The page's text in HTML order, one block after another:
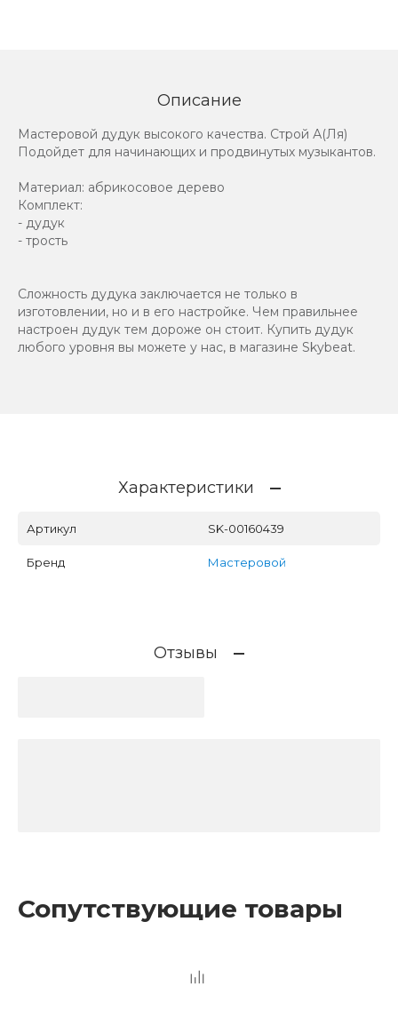
Описание
Мастеровой дудук высокого качества. Строй А(Ля)
Подойдет для начинающих и продвинутых музыкантов.
Материал: абрикосовое дерево
Комплект:
- дудук
- трость
Сложность дудука заключается не только в
изготовлении, но и в его настройке. Чем правильнее
настроен дудук тем дороже он стоит. Купить дудук
любого уровня вы можете у нас, в магазине Skybeat.
Характеристики
Артикул SK-00160439
Бренд Мастеровой
Отзывы
Сопутствующие товары